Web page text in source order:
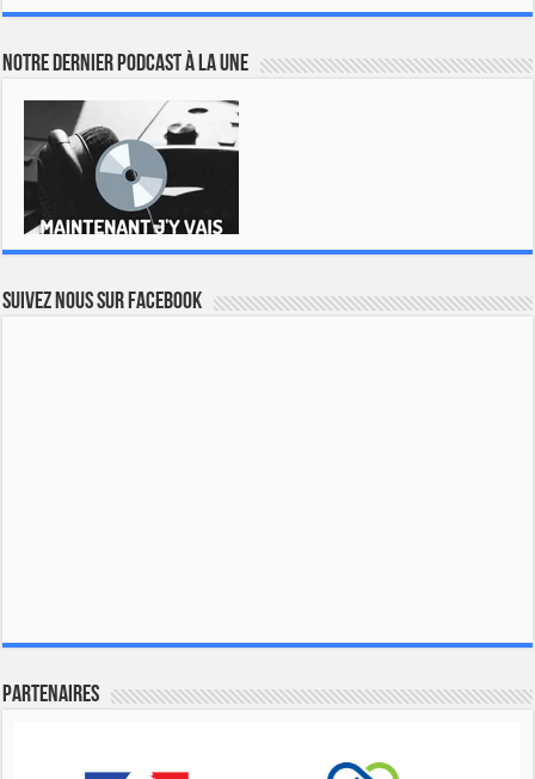
Notre dernier podcast à la une
Suivez nous sur Facebook
Partenaires